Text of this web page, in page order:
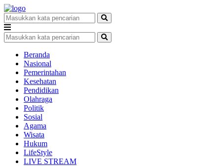
Beranda
Nasional
Pemerintahan
Kesehatan
Pendidikan
Olahraga
Politik
Sosial
Agama
Wisata
Hukum
LifeStyle
LIVE STREAM